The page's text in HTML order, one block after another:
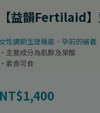
【益韻Fertilaid
女性調節生理機能、孕前的補養
·主要成分為肌醇及葉酸
·素食可食
NT$1,400